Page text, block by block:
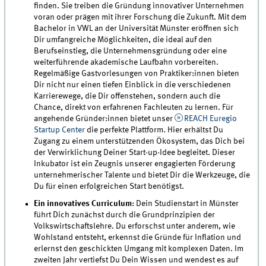
finden. Sie treiben die Gründung innovativer Unternehmen
voran oder prägen mit ihrer Forschung die Zukunft. Mit dem
Bachelor in VWL an der Universität Münster eröffnen sich
Dir umfangreiche Möglichkeiten, die ideal auf den
Berufseinstieg, die Unternehmensgründung oder eine
weiterführende akademische Laufbahn vorbereiten.
Regelmäßige Gastvorlesungen von Praktiker:innen bieten
Dir nicht nur einen tiefen Einblick in die verschiedenen
Karrierewege, die Dir offenstehen, sondern auch die
Chance, direkt von erfahrenen Fachleuten zu lernen. Für
angehende Gründer:innen bietet unser
REACH Euregio
Startup Center die perfekte Plattform. Hier erhältst Du
Zugang zu einem unterstützenden Ökosystem, das Dich bei
der Verwirklichung Deiner Start-up-Idee begleitet. Dieser
Inkubator ist ein Zeugnis unserer engagierten Förderung
unternehmerischer Talente und bietet Dir die Werkzeuge, die
Du für einen erfolgreichen Start benötigst.
Ein innovatives Curriculum: Dein Studienstart in Münster
führt Dich zunächst durch die Grundprinzipien der
Volkswirtschaftslehre. Du erforschst unter anderem, wie
Wohlstand entsteht, erkennst die Gründe für Inflation und
erlernst den geschickten Umgang mit komplexen Daten. Im
zweiten Jahr vertiefst Du Dein Wissen und wendest es auf